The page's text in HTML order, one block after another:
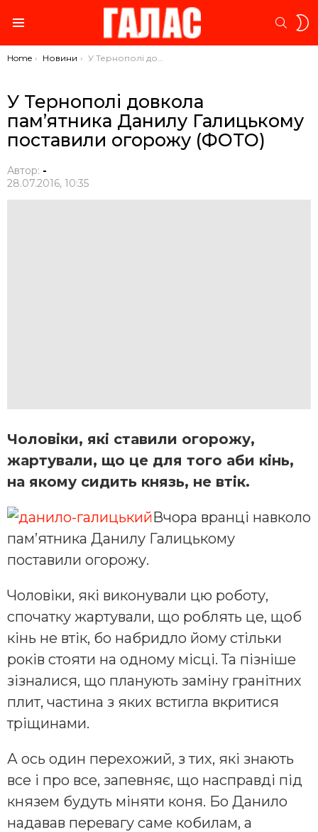
You are here:
Home Новини У Тернополі довкола пам’ятника Данилу Галицькому поставили огорожу (ФОТО)
У Тернополі довкола
пам’ятника Данилу Галицькому
поставили огорожу (ФОТО)
Автор: -
28.07.2016, 10:35
Чоловіки, які ставили огорожу,
жартували, що це для того аби кінь,
на якому сидить князь, не втік.
Вчора вранці навколо
пам’ятника Данилу Галицькому
поставили огорожу.
Чоловіки, які виконували цю роботу,
спочатку жартували, що роблять це, щоб
кінь не втік, бо набридло йому стільки
років стояти на одному місці. Та пізніше
зізналися, що планують заміну гранітних
плит, частина з яких встигла вкритися
тріщинами.
А ось один перехожий, з тих, які знають
все і про все, запевняє, що насправді під
князем будуть міняти коня. Бо Данило
надавав перевагу саме кобилам, а